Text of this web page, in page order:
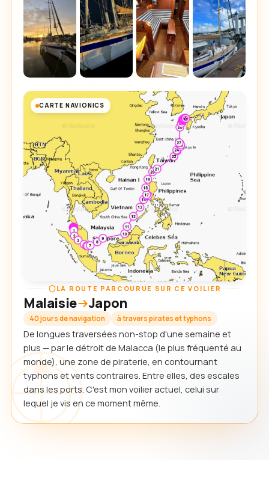
CARTE NAVIONICS
LA ROUTE PARCOURUE SUR CE VOILIER
Malaisie Japon
40 jours de navigation à travers pirates et typhons
De longues traversées non-stop d'une semaine et
plus — par le détroit de Malacca (le plus fréquenté au
monde), une zone de piraterie, en contournant
typhons et vents contraires. Entre elles, des escales
dans les ports. C'est mon voilier actuel, celui sur
lequel je vis en ce moment même.